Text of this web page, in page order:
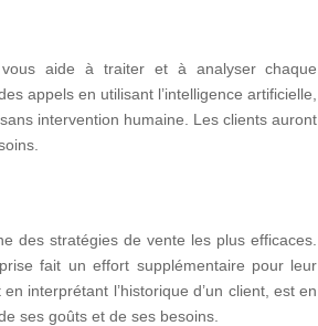
vous aide à traiter et à analyser chaque
appels en utilisant l’intelligence artificielle,
intervention humaine. Les clients auront
des stratégies de vente les plus efficaces.
fait un effort supplémentaire pour leur
interprétant l’historique d’un client, est en
ses goûts et de ses besoins.